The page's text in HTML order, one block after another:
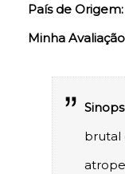
País de Origem:
Minha
brutal